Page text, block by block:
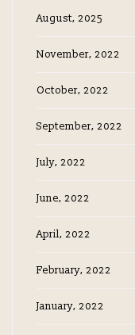
August, 2025
November, 2022
October, 2022
September, 2022
July, 2022
June, 2022
April, 2022
February, 2022
January, 2022